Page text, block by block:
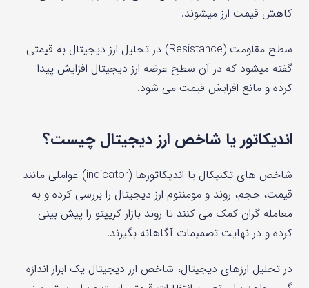
کاهش قیمت ارز میشوند.
سطح مقاومت (Resistance) در تحلیل ارز دیجیتال به قیمتی
گفته میشود که در آن سطح عرضه ارز دیجیتال افزایش پیدا
کرده و مانع افزایش قیمت می شود.
اندیکاتور یا شاخص ارز دیجیتال چیست؟
شاخص‌ های تکنیکال یا اندیکاتورها (indicator) عواملی مانند
قیمت، حجم، روند و مومنتوم ارز دیجیتال را بررسی کرده و به
معامله‌ گران کمک می‌ کنند تا روند بازار کریپتو را پیش بینی
کرده و در نهایت تصمیمات آگاهانه بگیرند.
در تحلیل ارزهای دیجیتال، شاخص ارز دیجیتال یک ابزار اندازه‌